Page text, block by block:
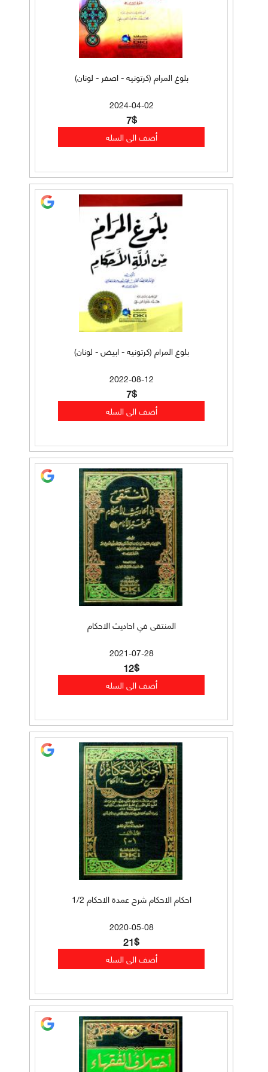
بلوغ المرام (كرتونيه - اصفر - لونان)
2024-04-02
7$
بلوغ المرام (كرتونيه - ابيض - لونان)
2022-08-12
7$
المنتقى في احاديث الاحكام
2021-07-28
12$
احكام الاحكام شرح عمدة الاحكام 1/2
2020-05-08
21$